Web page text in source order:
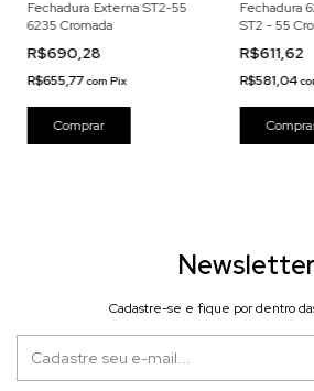
Fechadura Externa ST2-55
6235 Cromada
R$690,28
R$655,77com Pix
Fechadura
ST2 - 55
R$611,62
R$581,04
Newsletter
Cadastre-se e fique por dentro